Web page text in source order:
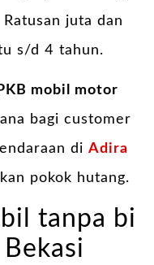
juta dan
s/d 4 tahun.
mobil motor
bagi customer
diAdira
pokok hutang.
tanpa bi